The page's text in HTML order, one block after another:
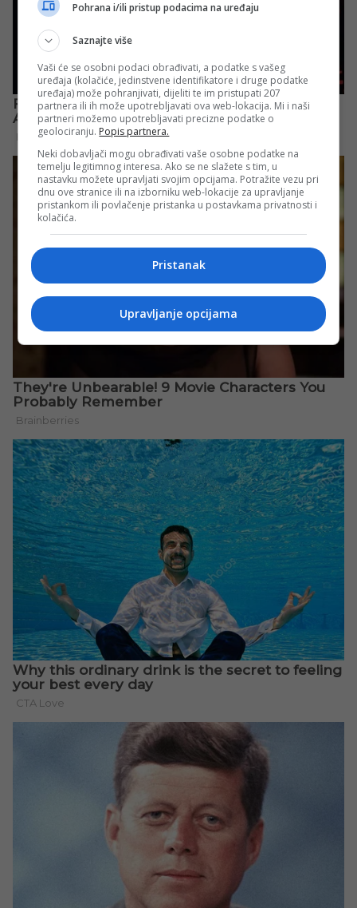
Pohrana i/ili pristup podacima na uređaju
Saznajte više
Vaši će se osobni podaci obrađivati, a podatke s vašeg
uređaja (kolačiće, jedinstvene identifikatore i druge podatke
uređaja) može pohranjivati, dijeliti te im pristupati 207
partnera ili ih može upotrebljavati ova web-lokacija. Mi i naši
partneri možemo upotrebljavati precizne podatke o
geolociranju. Popis partnera.
Neki dobavljači mogu obrađivati vaše osobne podatke na
temelju legitimnog interesa. Ako se ne slažete s tim, u
nastavku možete upravljati svojim opcijama. Potražite vezu pri
dnu ove stranice ili na izborniku web-lokacije za upravljanje
pristankom ili povlačenje pristanka u postavkama privatnosti i
kolačića.
Pristanak
Upravljanje opcijama